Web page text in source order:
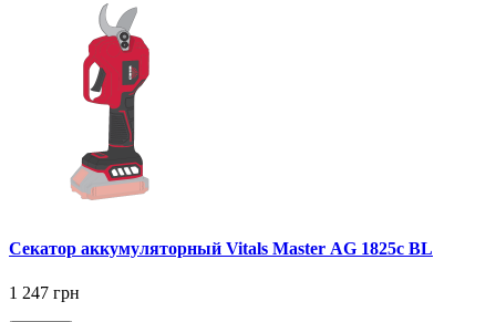
Секатор аккумуляторный Vitals Master AG 1825c BL
1 247 грн